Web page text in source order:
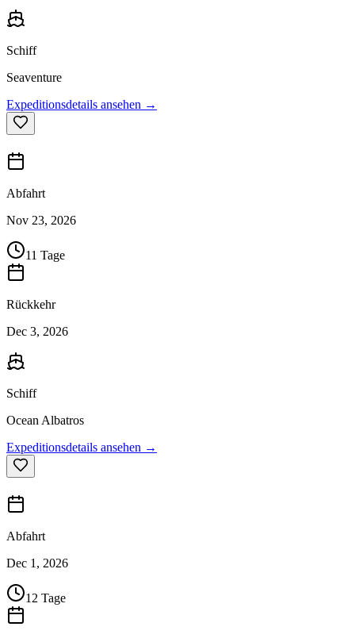
Schiff
Seaventure
Expeditionsdetails ansehen →
Abfahrt
Nov 23, 2026
11 Tage
Rückkehr
Dec 3, 2026
Schiff
Ocean Albatros
Expeditionsdetails ansehen →
Abfahrt
Dec 1, 2026
12 Tage